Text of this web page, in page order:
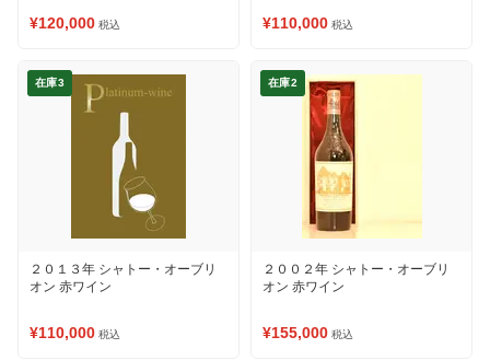
¥120,000 税込 ¥110,000 税込
在庫3
２０１３年 シャトー・オーブリ
オン 赤ワイン
¥110,000 税込
在庫2
２００２年 シャトー・オーブリ
オン 赤ワイン
¥155,000 税込